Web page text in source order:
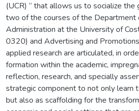
(UCR) “ that allows us to socialize
two of the courses of the Department
Administration at the University of
0320) and Advertising and
applied research are articulated, in
formation within the academic,
reflection, research, and specially
strategic component to not only learn
but also as scaffolding for the